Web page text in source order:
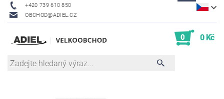
+420 739 610 850
OBCHOD@ADIEL.CZ
0 0 Kč